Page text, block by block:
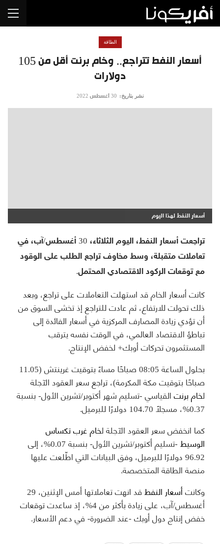
أسعار النفط تتراجع.. وخام برنت أقل من 105
دولارات
الطاقة
نشر بتاريخ: 30 أغسطس 2022
أسعار النفط لهذا اليوم
تراجعت أسعار النفط، اليوم الثلاثاء، 30 أغسطس/آب، في
تعاملات متقبلة، وسط مخاوف تراجع الطلب على الوقود
مع توقعات الركود الاقتصادي المحتمل.
كانت أسعار الخام قد استهلت التعاملات على تراجع، وبعد
ذلك تحولت للارتفاع، ثم عادت للتراجع إذ تخشى السوق من
أن تؤدي زيادة المصارف المركزية في أسعار الفائدة إلى
تباطؤ الاقتصاد العالمي، في الوقت نفسه يترقب
المستثمرون تحركات أوبك+ لخفض الإنتاج.
بحلول الساعة 08:05 صباحًا مساءً بتوقيت غرينتش (11.05
صباحًا بتوقيت مكة المكرمة)، تراجع سعر العقود الآجلة
لخام برنتالقياسي -تسليم شهر أكتوبر/تشرين الأول- بنسبة
0.37%، مسجلًا 104.70 دولارًا للبرميل.
كما انخفض سعر العقود الآجلة لخام غرب تكساس
الوسيط
-تسليم أكتوبر/تشرين الأول- بنسبة 0.07%، إلى
96.92 دولارًا للبرميل، وفق البيانات التي اطّلعت عليها
منصة الطاقة المتخصصة.
وكانتأسعار النفط
قد انهت تعاملاتها أمس الإثنين، 29
أغسطس/آب، على زيادة بأكثر من 4%، إذ ساعدت توقعات
خفض إنتاج دول أوبك -عند الضرورة- في دعم الأسعار.